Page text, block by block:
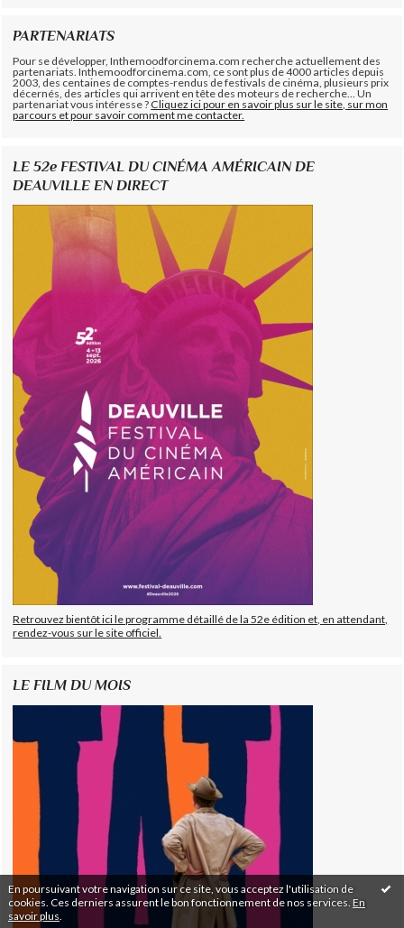
En poursuivant votre navigation sur ce site, vous acceptez l'utilisation de
cookies. Ces derniers assurent le bon fonctionnement de nos services. En
savoir plus
PARTENARIATS
Pour se développer, Inthemoodforcinema.com recherche actuellement des
partenariats. Inthemoodforcinema.com, ce sont plus de 4000 articles depuis
2003, des centaines de comptes-rendus de festivals de cinéma, plusieurs prix
décernés, des articles qui arrivent en tête des moteurs de recherche... Un
partenariat vous intéresse ?Cliquez ici pour en savoir plus sur le site, sur mon
parcours et pour savoir comment me contacter.
LE 52e FESTIVAL DU CINÉMA AMÉRICAIN DE
DEAUVILLE EN DIRECT
Retrouvez bientôt ici le programme détaillé de la 52e édition et, en attendant,
rendez-vous sur le site officiel.
LE FILM DU MOIS